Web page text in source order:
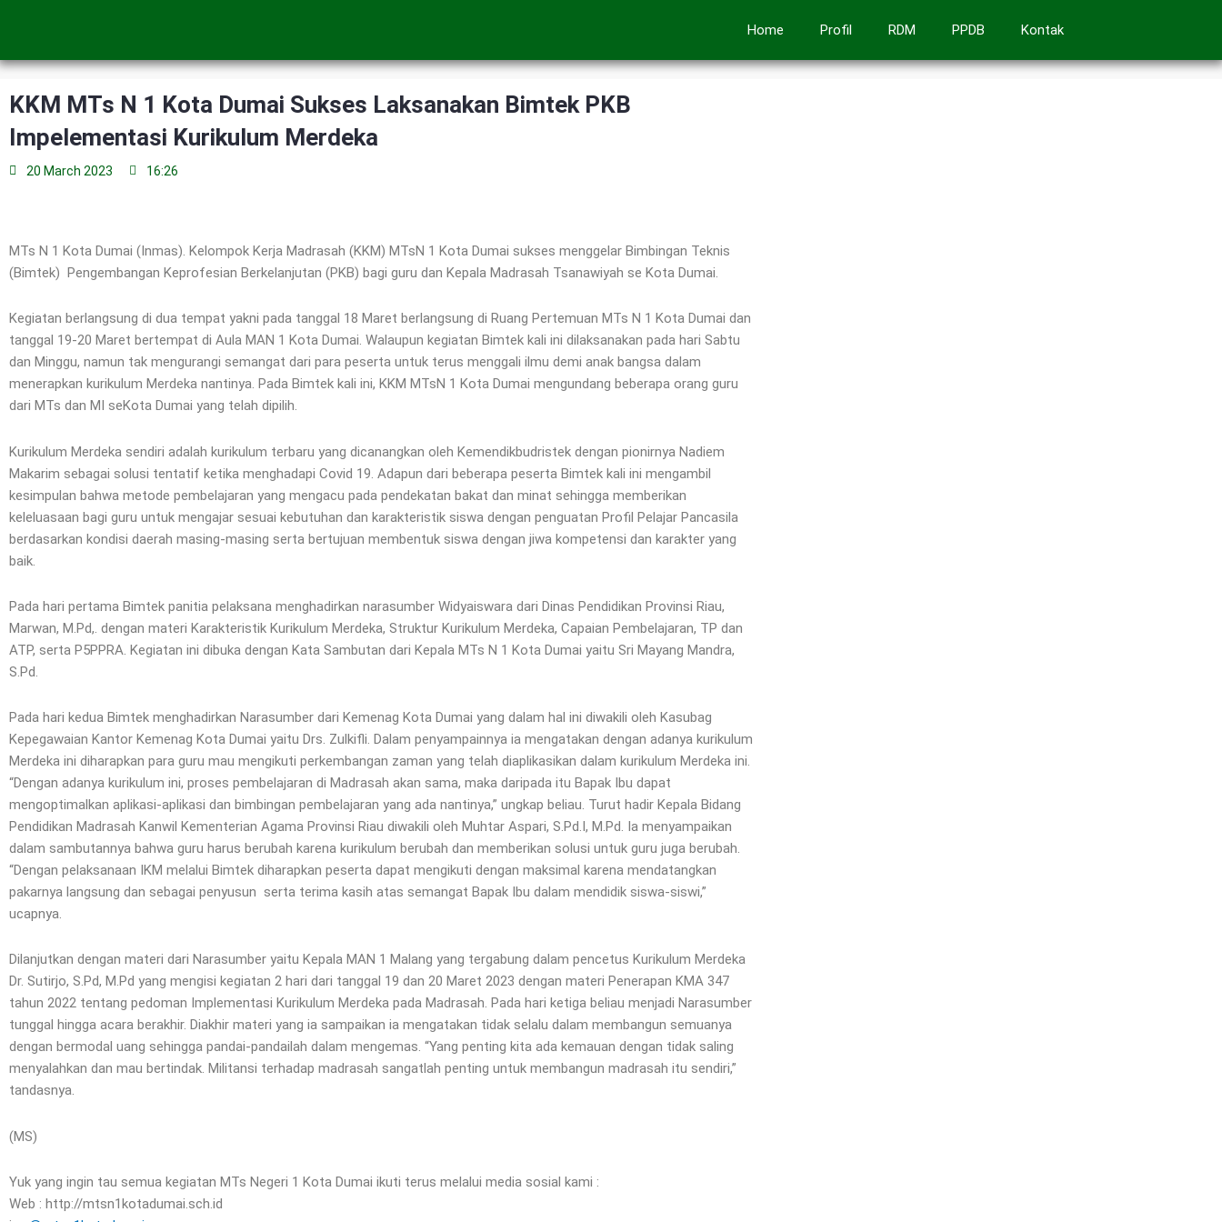
Home Profil RDM PPDB Kontak
KKM MTs N 1 Kota Dumai Sukses Laksanakan Bimtek PKB
Impelementasi Kurikulum Merdeka
20 March 2023 16:26
MTs N 1 Kota Dumai (Inmas). Kelompok Kerja Madrasah (KKM) MTsN 1 Kota Dumai sukses menggelar Bimbingan Teknis
(Bimtek) Pengembangan Keprofesian Berkelanjutan (PKB) bagi guru dan Kepala Madrasah Tsanawiyah se Kota Dumai.
Kegiatan berlangsung di dua tempat yakni pada tanggal 18 Maret berlangsung di Ruang Pertemuan MTs N 1 Kota Dumai dan
tanggal 19-20 Maret bertempat di Aula MAN 1 Kota Dumai. Walaupun kegiatan Bimtek kali ini dilaksanakan pada hari Sabtu
dan Minggu, namun tak mengurangi semangat dari para peserta untuk terus menggali ilmu demi anak bangsa dalam
menerapkan kurikulum Merdeka nantinya. Pada Bimtek kali ini, KKM MTsN 1 Kota Dumai mengundang beberapa orang guru
dari MTs dan MI seKota Dumai yang telah dipilih.
Kurikulum Merdeka sendiri adalah kurikulum terbaru yang dicanangkan oleh Kemendikbudristek dengan pionirnya Nadiem
Makarim sebagai solusi tentatif ketika menghadapi Covid 19. Adapun dari beberapa peserta Bimtek kali ini mengambil
kesimpulan bahwa metode pembelajaran yang mengacu pada pendekatan bakat dan minat sehingga memberikan
keleluasaan bagi guru untuk mengajar sesuai kebutuhan dan karakteristik siswa dengan penguatan Profil Pelajar Pancasila
berdasarkan kondisi daerah masing-masing serta bertujuan membentuk siswa dengan jiwa kompetensi dan karakter yang
baik.
Pada hari pertama Bimtek panitia pelaksana menghadirkan narasumber Widyaiswara dari Dinas Pendidikan Provinsi Riau,
Marwan, M.Pd,. dengan materi Karakteristik Kurikulum Merdeka, Struktur Kurikulum Merdeka, Capaian Pembelajaran, TP dan
ATP, serta P5PPRA. Kegiatan ini dibuka dengan Kata Sambutan dari Kepala MTs N 1 Kota Dumai yaitu Sri Mayang Mandra,
S.Pd.
Pada hari kedua Bimtek menghadirkan Narasumber dari Kemenag Kota Dumai yang dalam hal ini diwakili oleh Kasubag
Kepegawaian Kantor Kemenag Kota Dumai yaitu Drs. Zulkifli. Dalam penyampainnya ia mengatakan dengan adanya kurikulum
Merdeka ini diharapkan para guru mau mengikuti perkembangan zaman yang telah diaplikasikan dalam kurikulum Merdeka ini.
“Dengan adanya kurikulum ini, proses pembelajaran di Madrasah akan sama, maka daripada itu Bapak Ibu dapat
mengoptimalkan aplikasi-aplikasi dan bimbingan pembelajaran yang ada nantinya,” ungkap beliau. Turut hadir Kepala Bidang
Pendidikan Madrasah Kanwil Kementerian Agama Provinsi Riau diwakili oleh Muhtar Aspari, S.Pd.I, M.Pd. Ia menyampaikan
dalam sambutannya bahwa guru harus berubah karena kurikulum berubah dan memberikan solusi untuk guru juga berubah.
“Dengan pelaksanaan IKM melalui Bimtek diharapkan peserta dapat mengikuti dengan maksimal karena mendatangkan
pakarnya langsung dan sebagai penyusun serta terima kasih atas semangat Bapak Ibu dalam mendidik siswa-siswi,”
ucapnya.
Dilanjutkan dengan materi dari Narasumber yaitu Kepala MAN 1 Malang yang tergabung dalam pencetus Kurikulum Merdeka
Dr. Sutirjo, S.Pd, M.Pd yang mengisi kegiatan 2 hari dari tanggal 19 dan 20 Maret 2023 dengan materi Penerapan KMA 347
tahun 2022 tentang pedoman Implementasi Kurikulum Merdeka pada Madrasah. Pada hari ketiga beliau menjadi Narasumber
tunggal hingga acara berakhir. Diakhir materi yang ia sampaikan ia mengatakan tidak selalu dalam membangun semuanya
dengan bermodal uang sehingga pandai-pandailah dalam mengemas. “Yang penting kita ada kemauan dengan tidak saling
menyalahkan dan mau bertindak. Militansi terhadap madrasah sangatlah penting untuk membangun madrasah itu sendiri,”
tandasnya.
(MS)
Yuk yang ingin tau semua kegiatan MTs Negeri 1 Kota Dumai ikuti terus melalui media sosial kami :
Web : http://mtsn1kotadumai.sch.id